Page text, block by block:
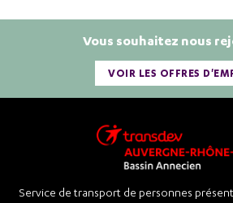
Vous souhaitez nous
VOIR LES OFFRES
Service de transport de personnes